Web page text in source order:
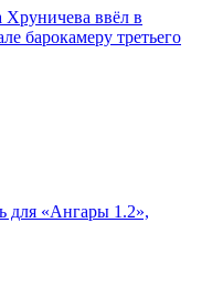
ввёл в
барокамеру третьего
для «Ангары 1.2»,